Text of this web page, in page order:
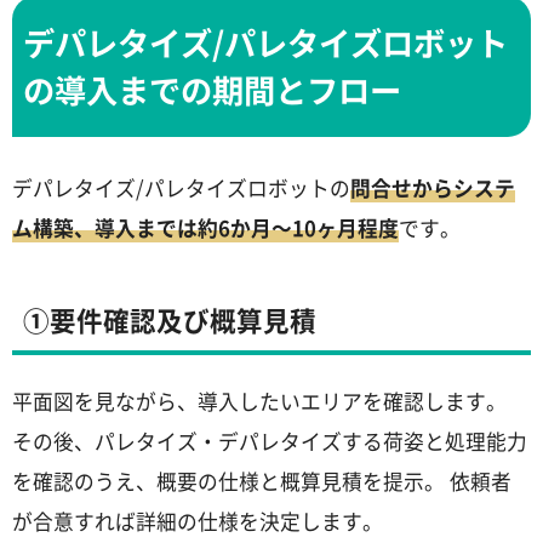
デパレタイズ/パレタイズロボット
の導入までの期間とフロー
デパレタイズ/パレタイズロボットの問合せからシステ
ム構築、導入までは約6か月～10ヶ月程度です。
①要件確認及び概算見積
平面図を見ながら、導入したいエリアを確認します。
その後、パレタイズ・デパレタイズする荷姿と処理能力
を確認のうえ、概要の仕様と概算見積を提示。 依頼者
が合意すれば詳細の仕様を決定します。